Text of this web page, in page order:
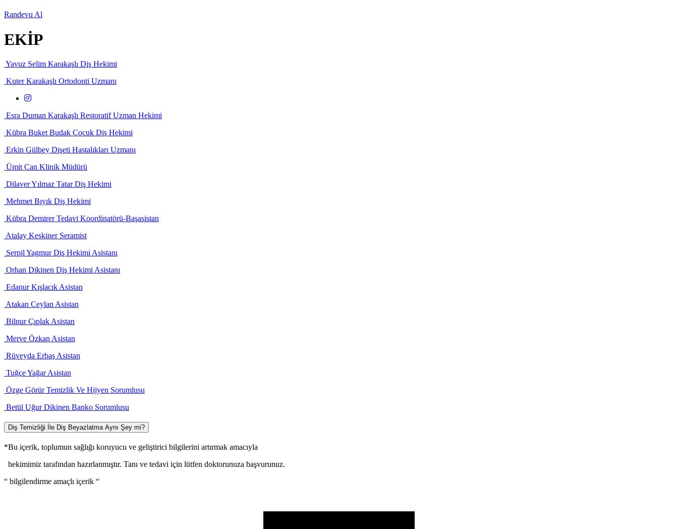
Randevu Al
EKİP
Yavuz Selim Karakaşlı Diş Hekimi
Kuter Karakaşlı Ortodonti Uzmanı
Esra Duman Karakaşlı Restoratif Uzman Hekimi
Kübra Buket Budak Çocuk Diş Hekimi
Erkin Gülbey Dişeti Hastalıkları Uzmanı
Ümit Can Klinik Müdürü
Dilaver Yılmaz Tatar Diş Hekimi
Mehmet Bıyık Diş Hekimi
Kübra Demirer Tedavi Koordinatörü-Başasistan
Atalay Keskiner Seramist
Serpil Yagmur Diş Hekimi Asistanı
Orhan Dikinen Diş Hekimi Asistanı
Edanur Kışlacık Asistan
Atakan Ceylan Asistan
Bilnur Çıplak Asistan
Merve Özkan Asistan
Rüveyda Erbaş Asistan
Tuğçe Yağar Asistan
Özge Görür Temizlik Ve Hijyen Sorumlusu
Betül Uğur Dikinen Banko Sorumlusu
Diş Temizliği İle Diş Beyazlatma Aynı Şey mi?
*Bu içerik, toplumun sağlığı koruyucu ve geliştirici bilgilerini artırmak amacıyla
hekimimiz tarafından hazırlanmıştır. Tanı ve tedavi için lütfen doktorunuza başvurunuz.
“ bilgilendirme amaçlı içerik “